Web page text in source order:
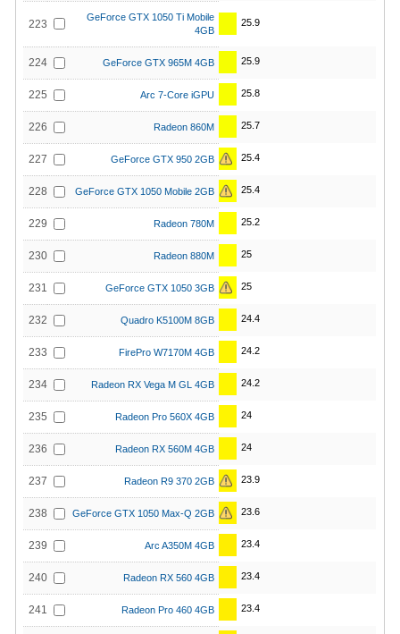
223
GeForce GTX 1050 Ti Mobile
4GB
25.9
224 GeForce GTX 965M 4GB 25.9
225 Arc 7-Core iGPU 25.8
226 Radeon 860M 25.7
227 GeForce GTX 950 2GB 25.4
228 GeForce GTX 1050 Mobile 2GB 25.4
229 Radeon 780M 25.2
230 Radeon 880M 25
231 GeForce GTX 1050 3GB 25
232 Quadro K5100M 8GB 24.4
233 FirePro W7170M 4GB 24.2
234 Radeon RX Vega M GL 4GB 24.2
235 Radeon Pro 560X 4GB 24
236 Radeon RX 560M 4GB 24
237 Radeon R9 370 2GB 23.9
238 GeForce GTX 1050 Max-Q 2GB 23.6
239 Arc A350M 4GB 23.4
240 Radeon RX 560 4GB 23.4
241 Radeon Pro 460 4GB 23.4